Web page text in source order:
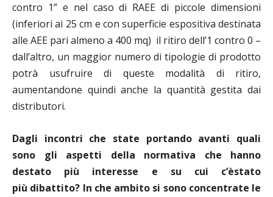
contro 1” e nel caso di RAEE di piccole dimensioni
(inferiori ai 25 cm e con superficie espositiva destinata
alle AEE pari almeno a 400 mq) il ritiro dell’1 contro 0 –
dall’altro, un maggior numero di tipologie di prodotto
potrà usufruire di queste modalità di ritiro,
aumentandone quindi anche la quantità gestita dai
distributori.
Dagli incontri che state portando avanti quali
sono gli aspetti della normativa che hanno
destato più interesse e su cui c’èstato
più dibattito? In che ambito si sono concentrate le